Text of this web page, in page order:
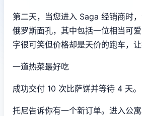
第二天，当您进入 Saga 经销商时
俄罗斯面孔，其中包括一位相当可
字很可笑但价格却是天价的跑车，让
一道热菜最好吃
成功交付 10 次比萨饼并等待 4 天。
托尼告诉你有一个新订单。进入公